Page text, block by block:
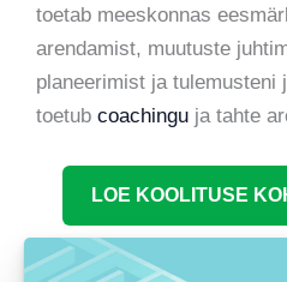
toetab meeskonnas
arendamist, muutuste
planeerimist ja tulemusteni
toetub coachingu ja tahte
LOE KOOLITUSE